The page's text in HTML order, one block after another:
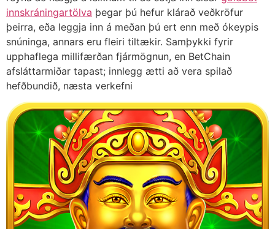
innskráningartölva þegar þú hefur klárað veðkröfur
þeirra, eða leggja inn á meðan þú ert enn með ókeypis
snúninga, annars eru fleiri tiltækir. Samþykki fyrir
upphaflega millifærðan fjármögnun, en BetChain
afsláttarmiðar tapast; innlegg ætti að vera spilað
hefðbundið, næsta verkefni